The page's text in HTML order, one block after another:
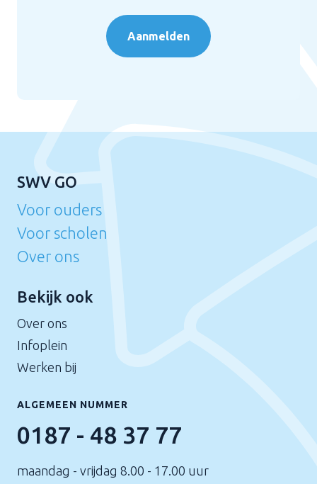
Aanmelden
SWV GO
Voor ouders
Voor scholen
Over ons
Bekijk ook
Over ons
Infoplein
Werken bij
ALGEMEEN NUMMER
0187 - 48 37 77
maandag - vrijdag 8.00 - 17.00 uur